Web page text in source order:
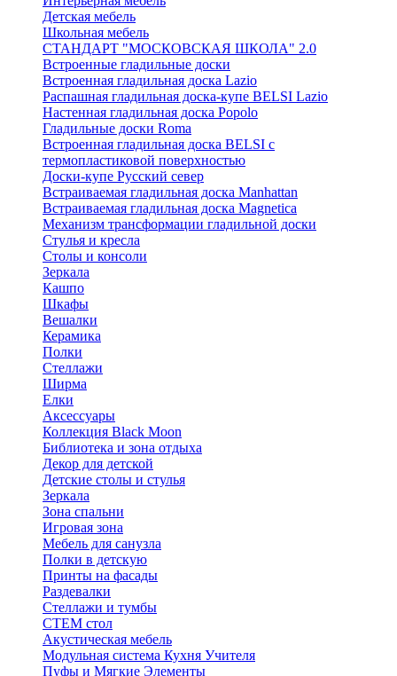
Детская мебель
Школьная мебель
СТАНДАРТ "МОСКОВСКАЯ ШКОЛА" 2.0
Встроенные гладильные доски
Встроенная гладильная доска Lazio
Распашная гладильная доска-купе BELSI Lazio
Настенная гладильная доска Popolo
Гладильные доски Roma
Встроенная гладильная доска BELSI с
термопластиковой поверхностью
Доски-купе Русский север
Встраиваемая гладильная доска Manhattan
Встраиваемая гладильная доска Magnetica
Механизм трансформации гладильной доски
Стyлья и кресла
Столы и консоли
Зеркала
Кашпо
Шкафы
Вешалки
Керамика
Полки
Стеллажи
Ширма
Елки
Аксессуары
Коллекция Black Moon
Библиотека и зона отдыха
Декор для детской
Детские столы и стулья
Зеркала
Зона спальни
Игровая зона
Мебель для санузла
Полки в детскую
Принты на фасады
Раздевалки
Стеллажи и тумбы
СТЕМ стол
Акустическая мебель
Модульная система Кухня Учителя
Пуфы и Мягкие Элементы